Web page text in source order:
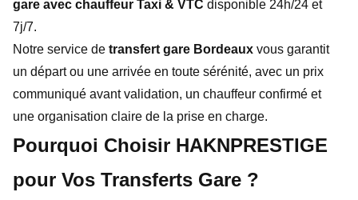
gare avec chauffeur Taxi & VTC disponible 24h/24 et
7j/7.
Notre service de transfert gare Bordeaux vous garantit
un départ ou une arrivée en toute sérénité, avec un prix
communiqué avant validation, un chauffeur confirmé et
une organisation claire de la prise en charge.
Pourquoi Choisir HAKNPRESTIGE
pour Vos Transferts Gare ?